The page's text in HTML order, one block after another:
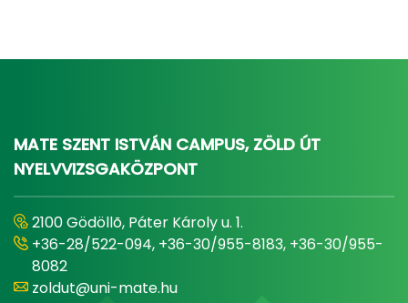
MATE SZENT ISTVÁN CAMPUS, ZÖLD ÚT
NYELVVIZSGAKÖZPONT
2100 Gödöllõ, Páter Károly u. 1.
+36-28/522-094, +36-30/955-8183, +36-30/955-
8082
zoldut@uni-mate.hu